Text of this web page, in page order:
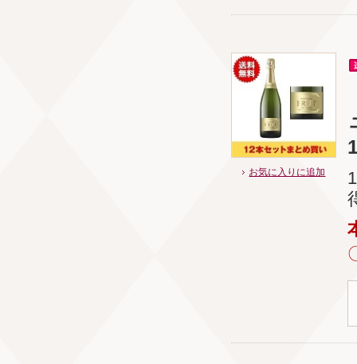
お気に入りに追加